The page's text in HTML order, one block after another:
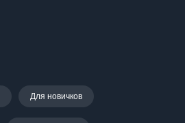
Для новичков